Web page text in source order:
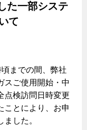
た一部システ
て
までの間、弊社
スご使用開始・中
点検訪問日時変更
ことにより、お申
した。